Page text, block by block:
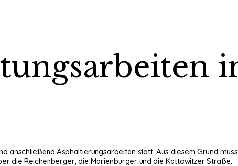
anschließend Asphaltierungsarbeiten statt. Aus diesem Grund
die Reichenberger, die Marienburger und die Kattowitzer Straße.